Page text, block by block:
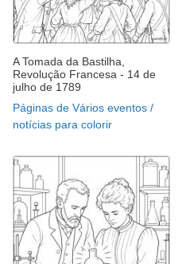
A Tomada da Bastilha,
Revolução Francesa - 14 de
julho de 1789
Páginas de Vários eventos /
notícias para colorir